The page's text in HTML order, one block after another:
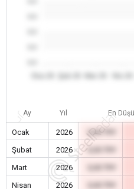
Ay Yıl En
Ocak 2026 0,00 TRY
Şubat
2026 0,00 TRY
Mart
2026
Nisan
2026